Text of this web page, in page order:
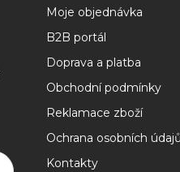
Moje objednávka
B2B portál
Doprava a platba
Obchodní podmínky
Reklamace zboží
Ochrana osobních údajů
Kontakty